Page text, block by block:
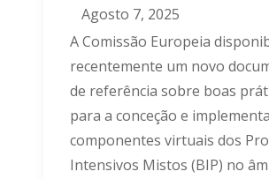
Agosto 7, 2025
A Comissão Europeia
recentemente um novo
de referência sobre boas
para a conceção e
componentes virtuais dos
Intensivos Mistos (BIP) no